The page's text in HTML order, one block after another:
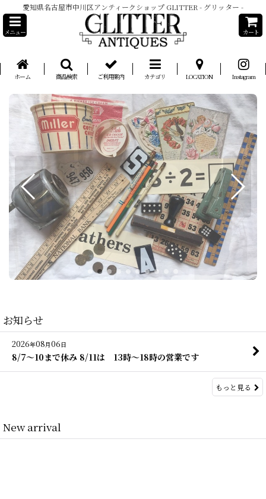
愛知県名古屋市中川区アンティークショップ GLITTER - グリッター -
メニュー カート
ホーム 商品検索 ご利用案内 カテゴリ LOCATION Instagram
お知らせ
2026年08月06日
8/7〜10まで休み 8/11は 13時〜18時の営業です
もっと見る
New arrival